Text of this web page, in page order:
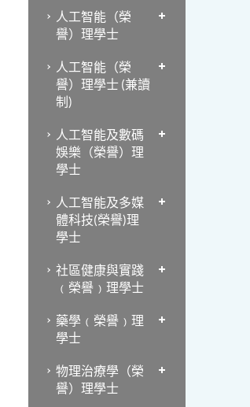
人工智能（榮
譽）理學士
人工智能（榮
譽）理學士 (兼讀
制)
人工智能及數碼
娛樂（榮譽）理
學士
人工智能及多媒
體科技(榮譽)理
學士
社區健康與實踐
﹙榮譽﹚理學士
藥學﹙榮譽﹚理
學士
物理治療學（榮
譽）理學士